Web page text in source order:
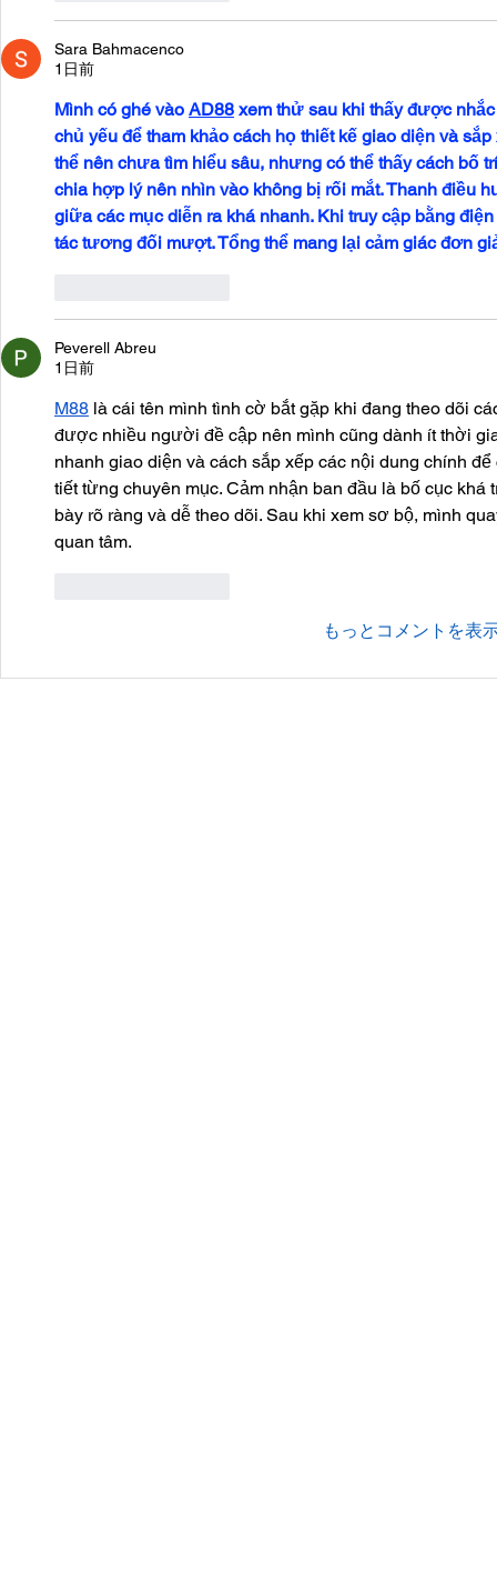
Sara Bahmacenco
1日前
Mình có ghé vào AD88 xem thử sau khi thấy được
chủ yếu để tham khảo cách họ thiết kế giao diện và
thể nên chưa tìm hiểu sâu, nhưng có thể thấy cách bố
chia hợp lý nên nhìn vào không bị rối mắt. Thanh điều
giữa các mục diễn ra khá nhanh. Khi truy cập bằng
tác tương đối mượt. Tổng thể mang lại cảm giác đơn
Peverell Abreu
1日前
M88 là cái tên mình tình cờ bắt gặp khi đang theo dõi
được nhiều người đề cập nên mình cũng dành ít thời
nhanh giao diện và cách sắp xếp các nội dung chính
tiết từng chuyên mục. Cảm nhận ban đầu là bố cục
bày rõ ràng và dễ theo dõi. Sau khi xem sơ bộ, mình
quan tâm.
もっとコメントを表